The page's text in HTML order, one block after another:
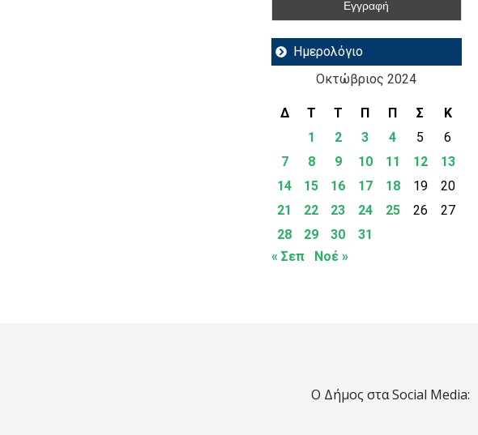
Ημερολόγιο
Οκτώβριος 2024
Δ Τ Τ Π Π Σ
Κ
1
2 3 4 5
6
7
8 9 10 11 12
13
14
15 16 17 18 19
20
21
22 23 24 25 26
27
28
29 30
31
« Σεπ
Νοέ »
Ο Δήμος στα Social Media: